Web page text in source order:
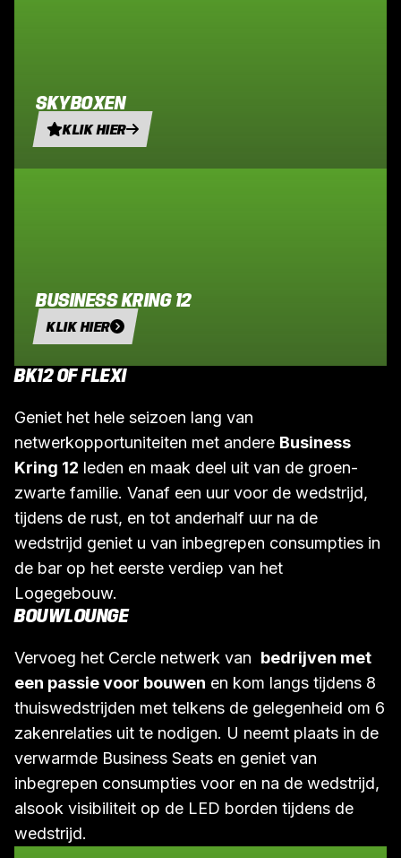
SKYBOXEN
KLIK HIER
BUSINESS KRING 12
KLIK HIER
BK12 OF FLEXI
Geniet het hele seizoen lang van
netwerkopportuniteiten met andere Business
Kring 12 leden en maak deel uit van de groen-
zwarte familie. Vanaf een uur voor de wedstrijd,
tijdens de rust, en tot anderhalf uur na de
wedstrijd geniet u van inbegrepen consumpties in
de bar op het eerste verdiep van het
Logegebouw.
BOUWLOUNGE
Vervoeg het Cercle netwerk van bedrijven met
een passie voor bouwen en kom langs tijdens 8
thuiswedstrijden met telkens de gelegenheid om 6
zakenrelaties uit te nodigen. U neemt plaats in de
verwarmde Business Seats en geniet van
inbegrepen consumpties voor en na de wedstrijd,
alsook visibiliteit op de LED borden tijdens de
wedstrijd.